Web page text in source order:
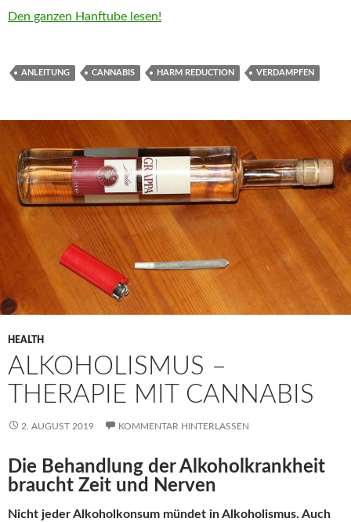
Den ganzen Hanftube lesen!
ANLEITUNG CANNABIS HARM REDUCTION VERDAMPFEN
HEALTH
ALKOHOLISMUS –
THERAPIE MIT CANNABIS
2. AUGUST 2019 KOMMENTAR HINTERLASSEN
Die Behandlung der Alkoholkrankheit
braucht Zeit und Nerven
Nicht jeder Alkoholkonsum mündet in Alkoholismus. Auch